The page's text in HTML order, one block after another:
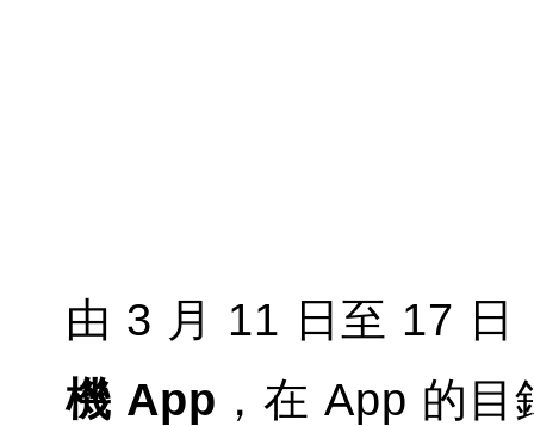
由 3 月 11 日至 17 日
機 App ，在 App 的